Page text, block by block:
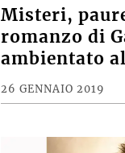
Misteri,
romanzo di
ambientato
26 GENNAIO 2019